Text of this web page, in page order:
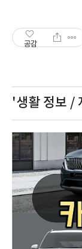
공감
'생활 정보 /